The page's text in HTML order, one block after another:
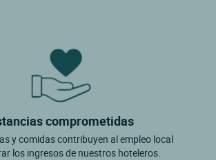
comprometidas
y comidas contribuyen al empleo local
los ingresos de nuestros hoteleros.